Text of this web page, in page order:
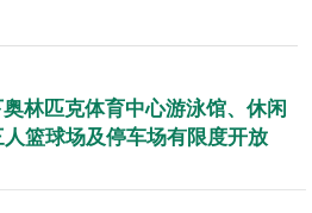
林匹克体育中心游泳馆、休闲
篮球场及停车场有限度开放